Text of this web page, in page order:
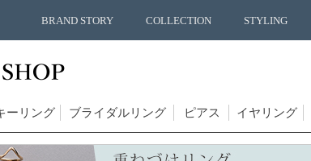
BRAND STORY COLLECTION STYLING
ーリング ブライダルリング ピアス イヤリング